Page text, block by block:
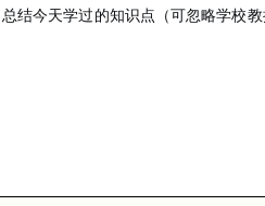
结今天学过的知识点（可忽略学校